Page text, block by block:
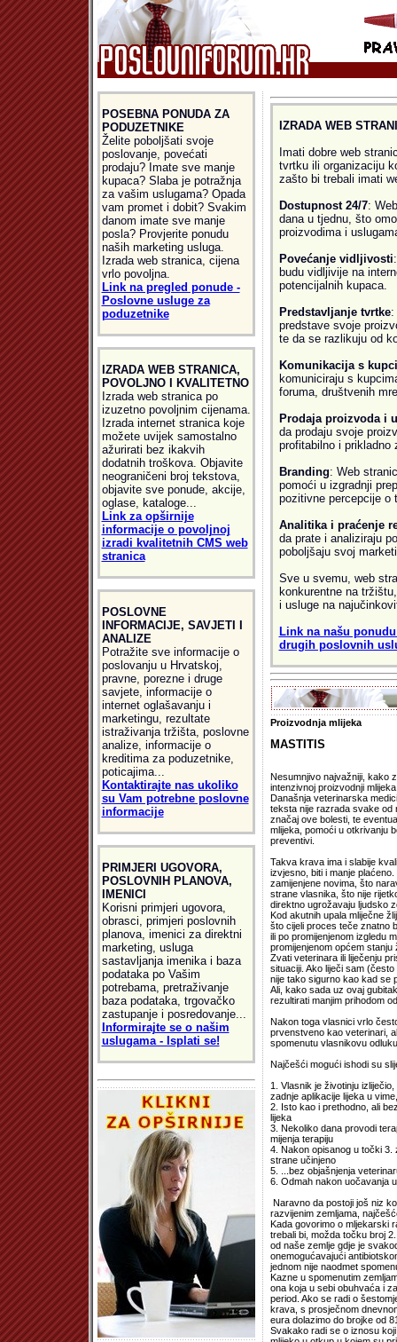
POSEBNA PONUDA ZA
PODUZETNIKE
Želite poboljšati svoje
poslovanje, povećati
prodaju? Imate sve manje
kupaca? Slaba je potražnja
za vašim uslugama? Opada
vam promet i dobit? Svakim
danom imate sve manje
posla? Provjerite ponudu
naših marketing usluga.
Izrada web stranica, cijena
vrlo povoljna.
Link na pregled ponude -
Poslovne usluge za
poduzetnike
IZRADA WEB STRANICA,
POVOLJNO I KVALITETNO
Izrada web stranica po
izuzetno povoljnim cijenama.
Izrada internet stranica koje
možete uvijek samostalno
ažurirati bez ikakvih
dodatnih troškova. Objavite
neograničeni broj tekstova,
objavite sve ponude, akcije,
oglase, kataloge...
Link za opširnije
informacije o povoljnoj
izradi kvalitetnih CMS web
stranica
POSLOVNE
INFORMACIJE, SAVJETI I
ANALIZE
Potražite sve informacije o
poslovanju u Hrvatskoj,
pravne, porezne i druge
savjete, informacije o
internet oglašavanju i
marketingu, rezultate
istraživanja tržišta, poslovne
analize, informacije o
kreditima za poduzetnike,
poticajima...
Kontaktirajte nas ukoliko
su Vam potrebne poslovne
informacije
PRIMJERI UGOVORA,
POSLOVNIH PLANOVA,
IMENICI
Korisni primjeri ugovora,
obrasci, primjeri poslovnih
planova, imenici za direktni
marketing, usluga
sastavljanja imenika i baza
podataka po Vašim
potrebama, pretraživanje
baza podataka, trgovačko
zastupanje i posredovanje...
Informirajte se o našim
uslugama - Isplati se!
IZRADA WEB
Imati dobre web
tvrtku ili organizaciju
zašto bi trebali imati
Dostupnost 24/7:
dana u tjednu, što
proizvodima i
Povećanje vidljivosti
budu vidljivije na
potencijalnih kupaca.
Predstavljanje tvrtke:
predstave svoje
te da se razlikuju od
Komunikacija s
komuniciraju s
foruma, društvenih
Prodaja proizvoda i
da prodaju svoje
profitabilno i prikladno
Branding: Web
pomoći u izgradnji
pozitivne percepcije o
Analitika i praćenje
da prate i analiziraju
poboljšaju svoj
Sve u svemu, web
konkurentne na
i usluge na
Link na našu
drugih poslovnih
Proizvodnja mlijeka
MASTITIS
Nesumnjivo najvažniji, kako
intenzivnoj proizvodnji
Današnja veterinarska
teksta nije razrada svake od
značaj ove bolesti, te
mlijeka, pomoći u otkrivanju
preventivi.
Takva krava ima i slabije
izvjesno, biti i manje
zamijenjene novima, što
strane vlasnika, što nije
direktno ugrožavaju ljudsko
Kod akutnih upala mliječne
što cijeli proces teče znatno
ili po promijenjenom izgledu
promijenjenom općem stanju
Zvati veterinara ili liječenju
situaciji. Ako liječi sam
nije tako sigurno kao kad se
Ali, kako sada uz ovaj
rezultirati manjim prihodom
Nakon toga vlasnici vrlo
prvenstveno kao veterinari,
spomenutu vlasnikovu
Najčešći mogući ishodi su
1. Vlasnik je životinju
zadnje aplikacije lijeka u
2. Isto kao i prethodno, ali
lijeka
3. Nekoliko dana provodi
mijenja terapiju
4. Nakon opisanog u točki
strane učinjeno
5. ...bez objašnjenja
6. Odmah nakon uočavanja
Naravno da postoji još niz
razvijenim zemljama,
Kada govorimo o mljekarski
trebali bi, možda točku broj
od naše zemlje gdje je
onemogućavajući
jednom nije naodmet
Kazne u spomenutim
ona koja u sebi obuhvaća i
period. Ako se radi o
krava, s prosječnom
eura dolazimo do brojke od
Svakako radi se o iznosu